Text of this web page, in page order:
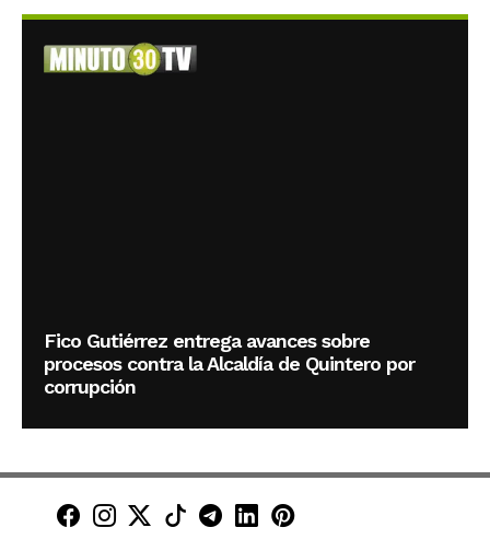
Fico Gutiérrez entrega avances sobre
procesos contra la Alcaldía de Quintero por
corrupción
Minuto30 en Facebook
Minuto30 en Instagram
Minuto30 en X (Twitter)
Minuto30 en TikTok
Canal de Minuto30 en
Minuto30 en LinkedIn
Minuto30 en